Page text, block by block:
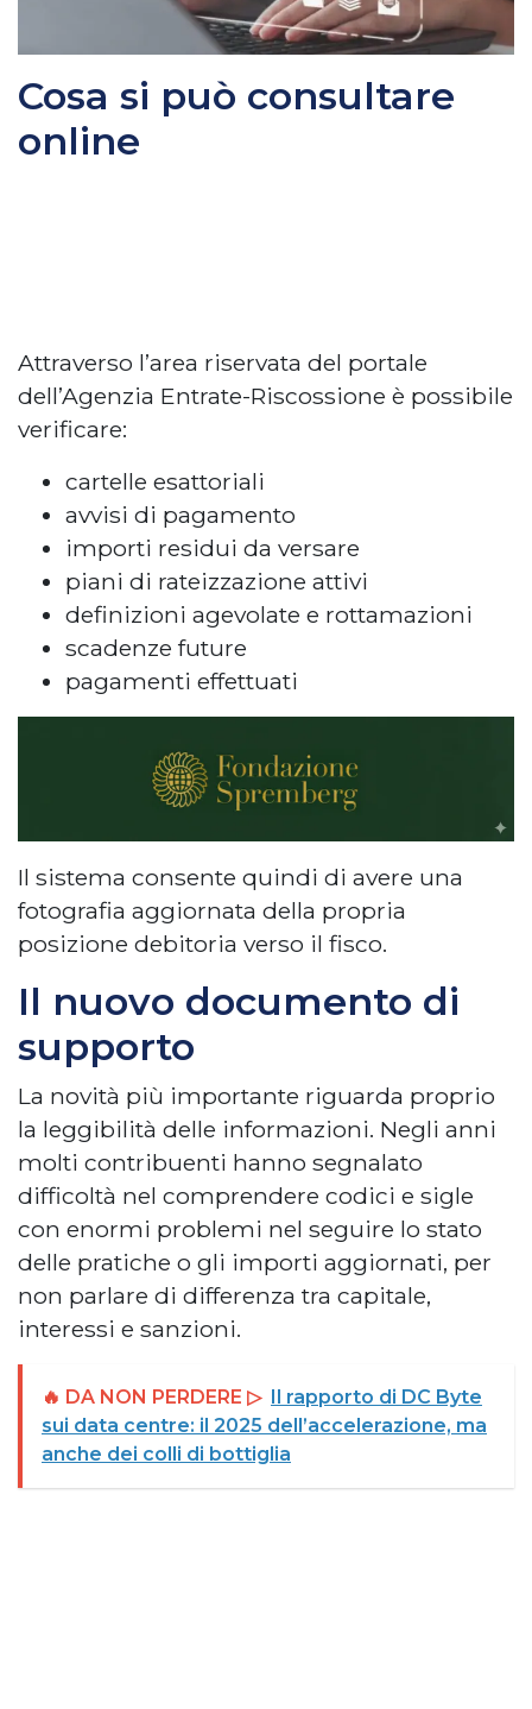
Cosa si può consultare
online
Attraverso l’area riservata del portale
dell’Agenzia Entrate-Riscossione è possibile
verificare:
cartelle esattoriali
avvisi di pagamento
importi residui da versare
piani di rateizzazione attivi
definizioni agevolate e rottamazioni
scadenze future
pagamenti effettuati
Il sistema consente quindi di avere una
fotografia aggiornata della propria
posizione debitoria verso il fisco.
Il nuovo documento di
supporto
La novità più importante riguarda proprio
la leggibilità delle informazioni. Negli anni
molti contribuenti hanno segnalato
difficoltà nel comprendere codici e sigle
con enormi problemi nel seguire lo stato
delle pratiche o gli importi aggiornati, per
non parlare di differenza tra capitale,
interessi e sanzioni.
🔥 DA NON PERDERE ▷ Il rapporto di DC Byte
sui data centre: il 2025 dell’accelerazione, ma
anche dei colli di bottiglia